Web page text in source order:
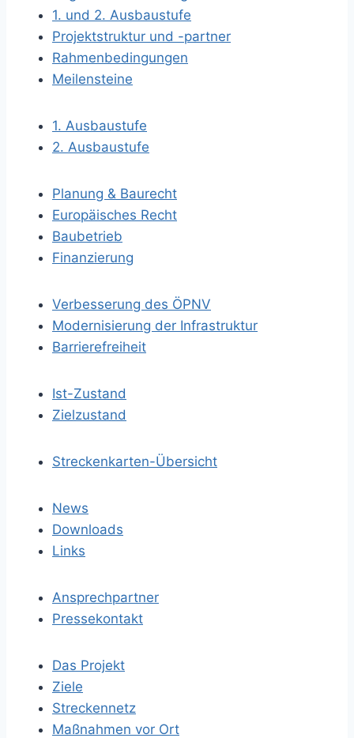
1. und 2. Ausbaustufe
Projektstruktur und -partner
Rahmenbedingungen
Meilensteine
1. Ausbaustufe
2. Ausbaustufe
Planung & Baurecht
Europäisches Recht
Baubetrieb
Finanzierung
Verbesserung des ÖPNV
Modernisierung der Infrastruktur
Barrierefreiheit
Ist-Zustand
Zielzustand
Streckenkarten-Übersicht
News
Downloads
Links
Ansprechpartner
Pressekontakt
Das Projekt
Ziele
Streckennetz
Maßnahmen vor Ort